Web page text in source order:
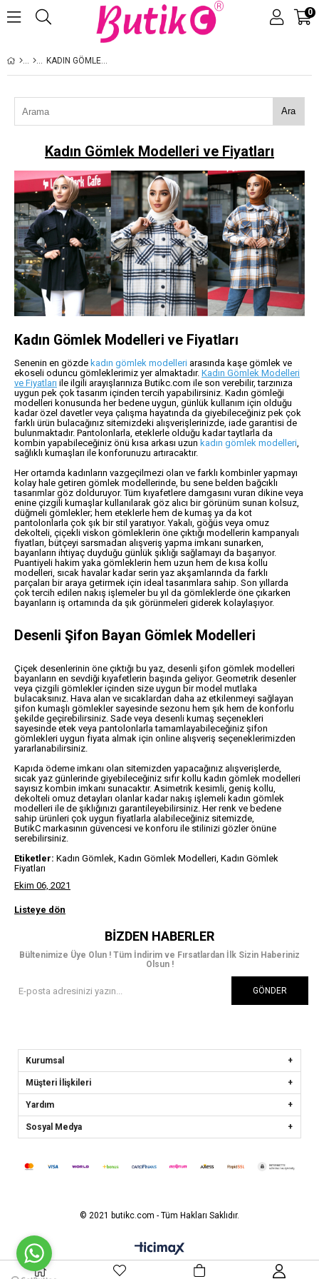
0
KADIN GÖMLEK MODELLERI VE FIYATLARI
Ara
Kadın Gömlek Modelleri ve Fiyatları
Kadın Gömlek Modelleri ve Fiyatları
Senenin en gözde kadın gömlek modelleri arasında kaşe gömlek ve
ekoseli oduncu gömleklerimiz yer almaktadır. Kadın Gömlek Modelleri
ve Fiyatları ile ilgili arayışlarınıza Butikc.com ile son verebilir, tarzınıza
uygun pek çok tasarım içinden tercih yapabilirsiniz. Kadın gömleği
modelleri konusunda her bedene uygun, günlük kullanım için olduğu
kadar özel davetler veya çalışma hayatında da giyebileceğiniz pek çok
farklı ürün bulacağınız sitemizdeki alışverişlerinizde, iade garantisi de
bulunmaktadır. Pantolonlarla, eteklerle olduğu kadar taytlarla da
kombin yapabileceğiniz önü kısa arkası uzun kadın gömlek modelleri,
sağlıklı kumaşları ile konforunuzu artıracaktır.
Her ortamda kadınların vazgeçilmezi olan ve farklı kombinler yapmayı
kolay hale getiren gömlek modellerinde, bu sene belden bağcıklı
tasarımlar göz dolduruyor. Tüm kıyafetlere damgasını vuran dikine veya
enine çizgili kumaşlar kullanılarak göz alıcı bir görünüm sunan kolsuz,
düğmeli gömlekler; hem eteklerle hem de kumaş ya da kot
pantolonlarla çok şık bir stil yaratıyor. Yakalı, göğüs veya omuz
dekolteli, çiçekli viskon gömleklerin öne çıktığı modellerin kampanyalı
fiyatları, bütçeyi sarsmadan alışveriş yapma imkanı sunarken,
bayanların ihtiyaç duyduğu günlük şıklığı sağlamayı da başarıyor.
Puantiyeli hakim yaka gömleklerin hem uzun hem de kısa kollu
modelleri, sıcak havalar kadar serin yaz akşamlarında da farklı
parçaları bir araya getirmek için ideal tasarımlara sahip. Son yıllarda
çok tercih edilen nakış işlemeler bu yıl da gömleklerde öne çıkarken
bayanların iş ortamında da şık görünmeleri giderek kolaylaşıyor.
Desenli Şifon Bayan Gömlek Modelleri
Çiçek desenlerinin öne çıktığı bu yaz, desenli şifon gömlek modelleri
bayanların en sevdiği kıyafetlerin başında geliyor. Geometrik desenler
veya çizgili gömlekler içinden size uygun bir model mutlaka
bulacaksınız. Hava alan ve sıcaklardan daha az etkilenmeyi sağlayan
şifon kumaşlı gömlekler sayesinde sezonu hem şık hem de konforlu
şekilde geçirebilirsiniz. Sade veya desenli kumaş seçenekleri
sayesinde etek veya pantolonlarla tamamlayabileceğiniz şifon
gömlekleri uygun fiyata almak için online alışveriş seçeneklerimizden
yararlanabilirsiniz.
Kapıda ödeme imkanı olan sitemizden yapacağınız alışverişlerde,
sıcak yaz günlerinde giyebileceğiniz sıfır kollu kadın gömlek modelleri
sayısız kombin imkanı sunacaktır. Asimetrik kesimli, geniş kollu,
dekolteli omuz detayları olanlar kadar nakış işlemeli kadın gömlek
modelleri ile de şıklığınızı garantileyebilirsiniz. Her renk ve bedene
sahip ürünleri çok uygun fiyatlarla alabileceğiniz sitemizde,
ButikC markasının güvencesi ve konforu ile stilinizi gözler önüne
serebilirsiniz.
Etiketler: Kadın Gömlek, Kadın Gömlek Modelleri, Kadın Gömlek
Fiyatları
Ekim 06, 2021
Listeye dön
BIZDEN HABERLER
Bültenimize Üye Olun ! Tüm İndirim ve Fırsatlardan İlk Sizin Haberiniz
Olsun !
GÖNDER
Kurumsal
Müşteri İlişkileri
Yardım
Sosyal Medya
© 2021 butikc.com - Tüm Hakları Saklıdır.